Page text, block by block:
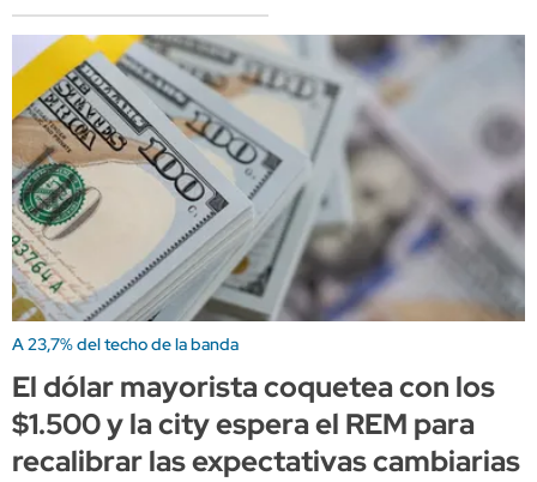
A 23,7% del techo de la banda
El dólar mayorista coquetea con los
$1.500 y la city espera el REM para
recalibrar las expectativas cambiarias